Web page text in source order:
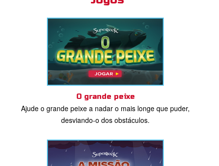
O grande peixe
Ajude o grande peixe a nadar o mais longe que puder,
desviando-o dos obstáculos.